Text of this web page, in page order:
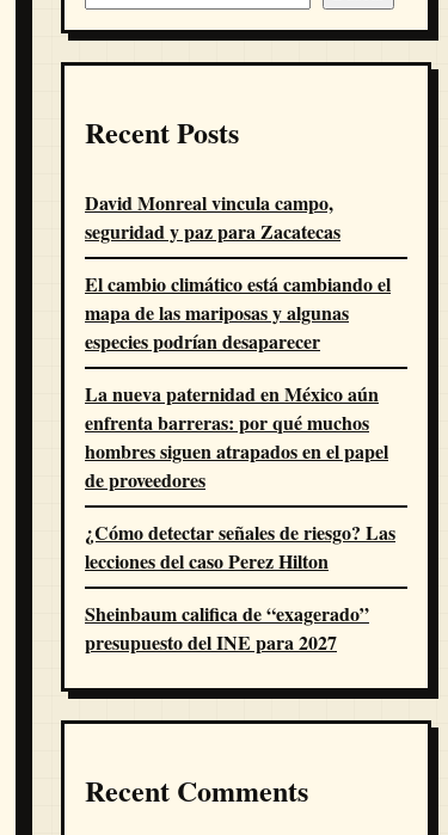
Recent Posts
David Monreal vincula campo,
seguridad y paz para Zacatecas
El cambio climático está cambiando el
mapa de las mariposas y algunas
especies podrían desaparecer
La nueva paternidad en México aún
enfrenta barreras: por qué muchos
hombres siguen atrapados en el papel
de proveedores
¿Cómo detectar señales de riesgo? Las
lecciones del caso Perez Hilton
Sheinbaum califica de “exagerado”
presupuesto del INE para 2027
Recent Comments